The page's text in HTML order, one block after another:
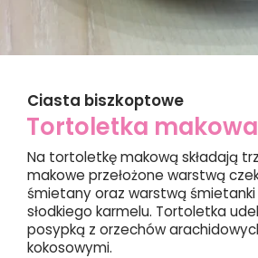
Ciasta biszkoptowe
Tortoletka makowa
Na tortoletkę makową składają
makowe przełożone warstwą
śmietany oraz warstwą
słodkiego karmelu. Tortoletka
posypką z orzechów
kokosowymi.